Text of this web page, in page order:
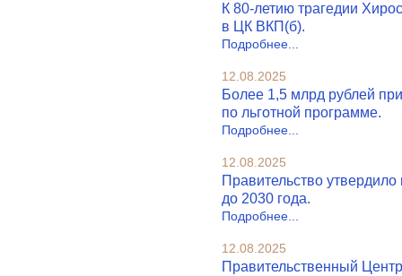
К 80-летию трагедии
в ЦК ВКП(б).
Подробнее...
12.08.2025
Более 1,5 млрд рублей
по льготной программе.
Подробнее...
12.08.2025
Правительство
до 2030 года.
Подробнее...
12.08.2025
Правительственный